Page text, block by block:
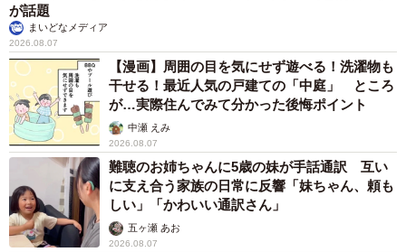
京都府の女性は車がなくなってから、保護ボランティアグループに
「（保護した犬や猫を）引き取ってほしいから、取りに来て」と頼むよ
うになった（イメージ画像）
金銭的に苦しかった？ 他のボランティア団体に保
護した犬猫を丸投げ
しかし、少しずつ態度や行動が変化してきたという京都府
の女性。メンバーは「変わってきたのは4、5年ほど前だっ
たかと思います。それまではAさん自身が車で保護した犬猫
が話題
まいどなメディア
2026.08.07
【漫画】周囲の目を気にせず遊べる！洗濯物も
干せる！最近人気の戸建ての「中庭」 ところ
が…実際住んでみて分かった後悔ポイント
中瀬 えみ
2026.08.07
難聴のお姉ちゃんに5歳の妹が手話通訳 互い
に支え合う家族の日常に反響「妹ちゃん、頼も
しい」「かわいい通訳さん」
五ヶ瀬 あお
2026.08.07